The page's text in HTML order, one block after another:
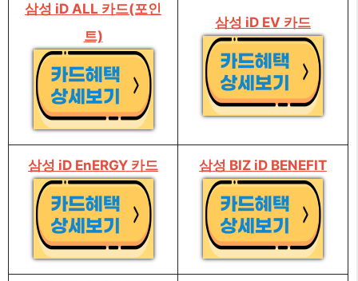
삼성 iD ALL 카드(포인
트)
삼성 iD EV 카드
삼성 iD EnERGY 카드 삼성 BIZ iD BENEFIT